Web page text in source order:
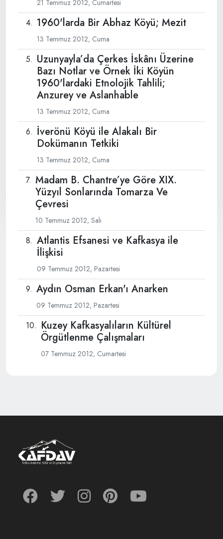
21 Temmuz 2012, Cumartesi
1960'larda Bir Abhaz Köyü; Mezit
13 Temmuz 2012, Cuma
Uzunyayla’da Çerkes İskânı Üzerine
Bazı Notlar ve Örnek İki Köyün
1960'lardaki Etnolojik Tahlili;
Anzurey ve Aslanhable
13 Temmuz 2012, Cuma
İverönü Köyü ile Alakalı Bir
Dokümanın Tetkiki
13 Temmuz 2012, Cuma
Madam B. Chantre’ye Göre XIX.
Yüzyıl Sonlarında Tomarza Ve
Çevresi
10 Temmuz 2012, Salı
Atlantis Efsanesi ve Kafkasya ile
İlişkisi
09 Temmuz 2012, Pazartesi
Aydın Osman Erkan'ı Anarken
09 Temmuz 2012, Pazartesi
Kuzey Kafkasyalıların Kültürel
Örgütlenme Çalışmaları
07 Temmuz 2012, Cumartesi